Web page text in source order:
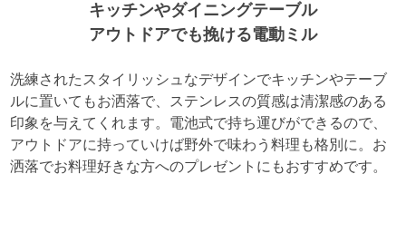
キッチンやダイニングテーブル
アウトドアでも挽ける電動ミル
洗練されたスタイリッシュなデザインでキッチンやテーブ
ルに置いてもお洒落で、ステンレスの質感は清潔感のある
印象を与えてくれます。電池式で持ち運びができるので、
アウトドアに持っていけば野外で味わう料理も格別に。お
洒落でお料理好きな方へのプレゼントにもおすすめです。